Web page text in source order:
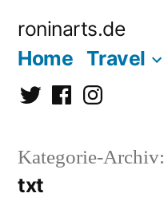
Inhalt
roninarts.de
Home Travel
TwitterFacebookInstagramm
Kategorie-Archiv:
txt